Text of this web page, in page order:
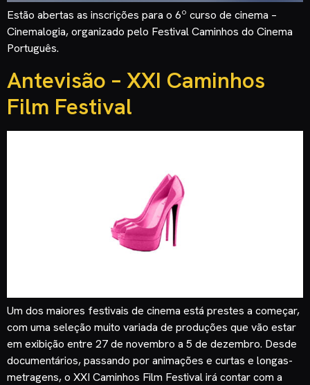
Estão abertas as inscrições para o 6º curso de cinema –
Cinemalogia, organizado pelo Festival Caminhos do Cinema
Português.
Antevisão – XXI Caminhos
Film Festival
Um dos maiores festivais de cinema está prestes a começar,
com uma seleção muito variada de produções que vão estar
em exibição entre 27 de novembro a 5 de dezembro. Desde
documentários, passando por animações e curtas e longas-
metragens, o XXI Caminhos Film Festival irá contar com a